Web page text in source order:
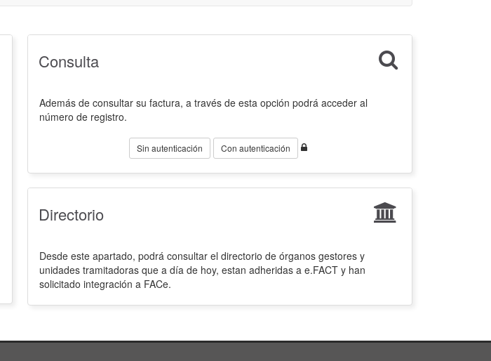
Consulta
Además de consultar su factura, a través de esta opción podrá acceder al
número de registro.
Sin autenticación Con autenticación
Directorio
Desde este apartado, podrá consultar el directorio de órganos gestores y
unidades tramitadoras que a día de hoy, estan adheridas a e.FACT y han
solicitado integración a FACe.